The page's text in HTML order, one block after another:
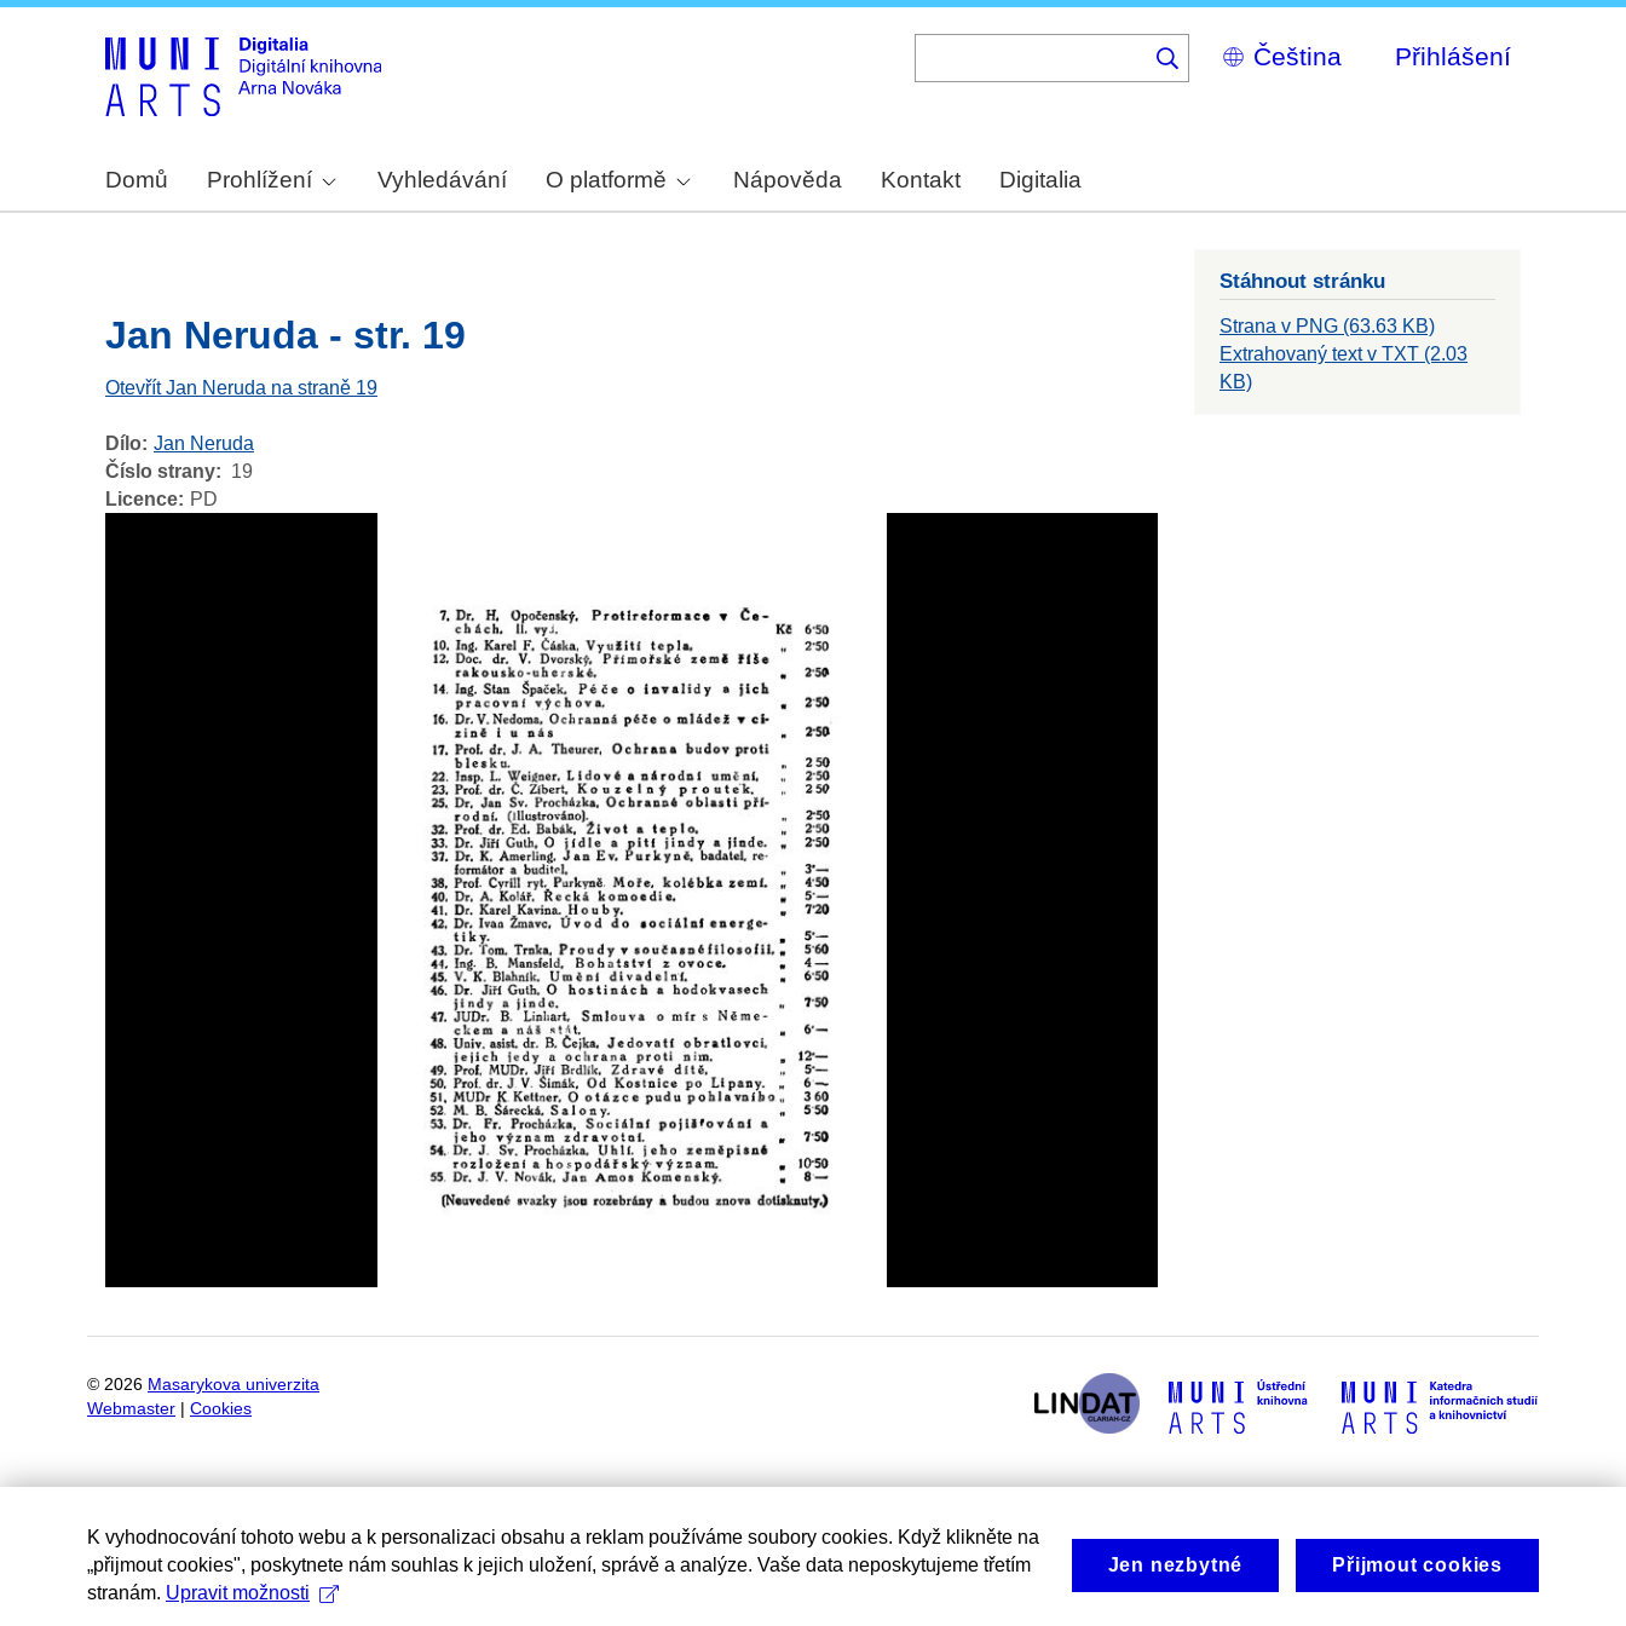
Select
your
Přihlášení
Domů Prohlížení Vyhledávání O platformě Nápověda Kontakt Digitalia
Jan Neruda - str. 19
Otevřít Jan Neruda na straně 19
Dílo Jan Neruda
Číslo strany
19
Licence
PD
Stáhnout stránku
Strana v PNG (63.63 KB)
Extrahovaný text v TXT (2.03
KB)
© 2026 Masarykova univerzita
Webmaster
Cookies
K vyhodnocování tohoto webu a k personalizaci obsahu a reklam používáme soubory cookies. Když klikněte na
„přijmout cookies", poskytnete nám souhlas k jejich uložení, správě a analýze. Vaše data neposkytujeme třetím
stranám. Upravit možnosti
Jen nezbytné Přijmout cookies